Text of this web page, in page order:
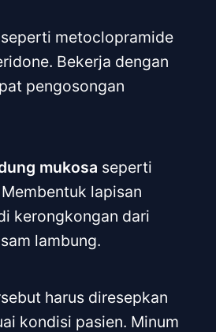
seperti metoclopramide
Bekerja dengan
pengosongan
mukosa seperti
lapisan
kerongkongan dari
lambung.
harus diresepkan
kondisi pasien. Minum